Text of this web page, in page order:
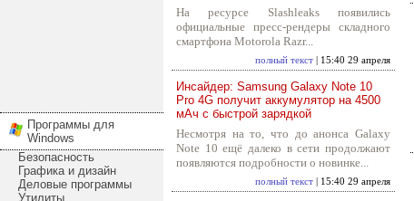
Программы для
Windows
Безопасность
Графика и дизайн
Деловые программы
Утилиты
На ресурсе Slashleaks появились
официальные пресс-рендеры складного
смартфона Motorola Razr...
полный текст | 15:40 29 апреля
Инсайдер: Samsung Galaxy Note 10
Pro 4G получит аккумулятор на 4500
мАч с быстрой зарядкой
Несмотря на то, что до анонса Galaxy
Note 10 ещё далеко в сети продолжают
появляются подробности о новинке...
полный текст | 15:40 29 апреля